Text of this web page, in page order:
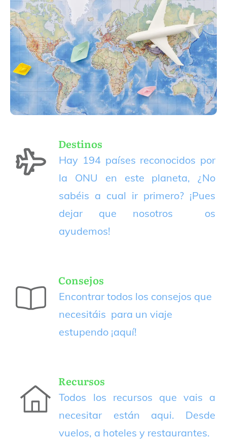
Destinos
Hay 194 países reconocidos por
la ONU en este planeta, ¿No
sabéis a cual ir primero? ¡Pues
dejar que nosotros os
ayudemos!
Consejos
Encontrar todos los consejos que
necesitáis para un viaje
estupendo ¡aquí!
Recursos
Todos los recursos que vais a
necesitar están aqui. Desde
vuelos, a hoteles y restaurantes.